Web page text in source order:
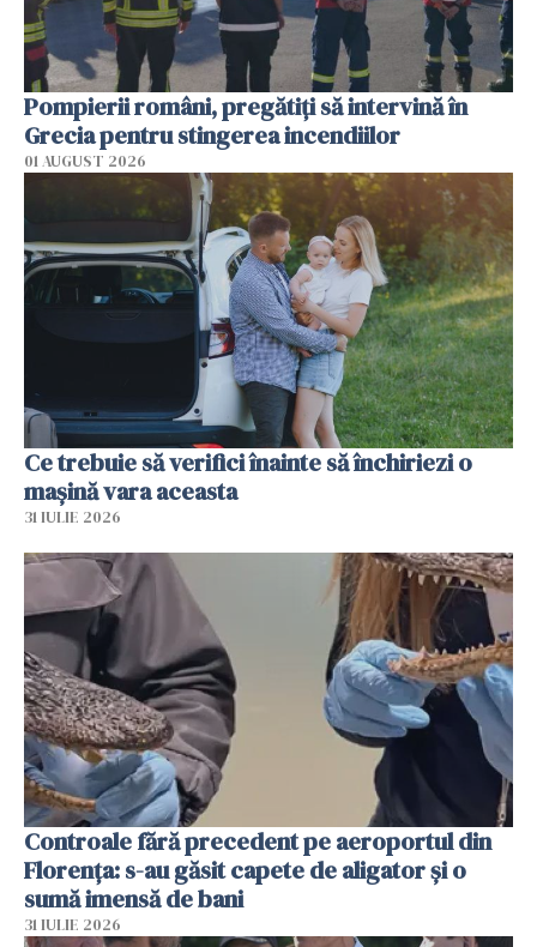
Pompierii români, pregătiţi să intervină în
Grecia pentru stingerea incendiilor
01 AUGUST 2026
Ce trebuie să verifici înainte să închiriezi o
mașină vara aceasta
31 IULIE 2026
Controale fără precedent pe aeroportul din
Florența: s-au găsit capete de aligator și o
sumă imensă de bani
31 IULIE 2026